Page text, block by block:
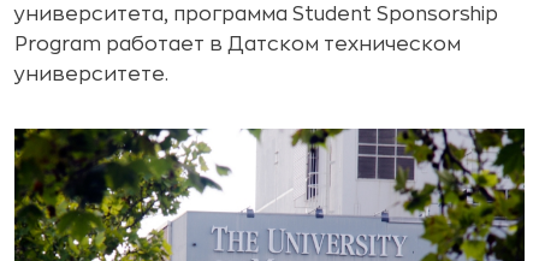
университета, программа Student Sponsorship
Program работает в Датском техническом
университете.